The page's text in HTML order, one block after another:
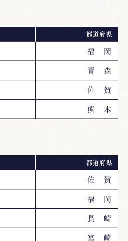
都道府県
福 岡
青 森
佐 賀
熊 本
都道府県
佐 賀
福 岡
長 崎
宮 崎